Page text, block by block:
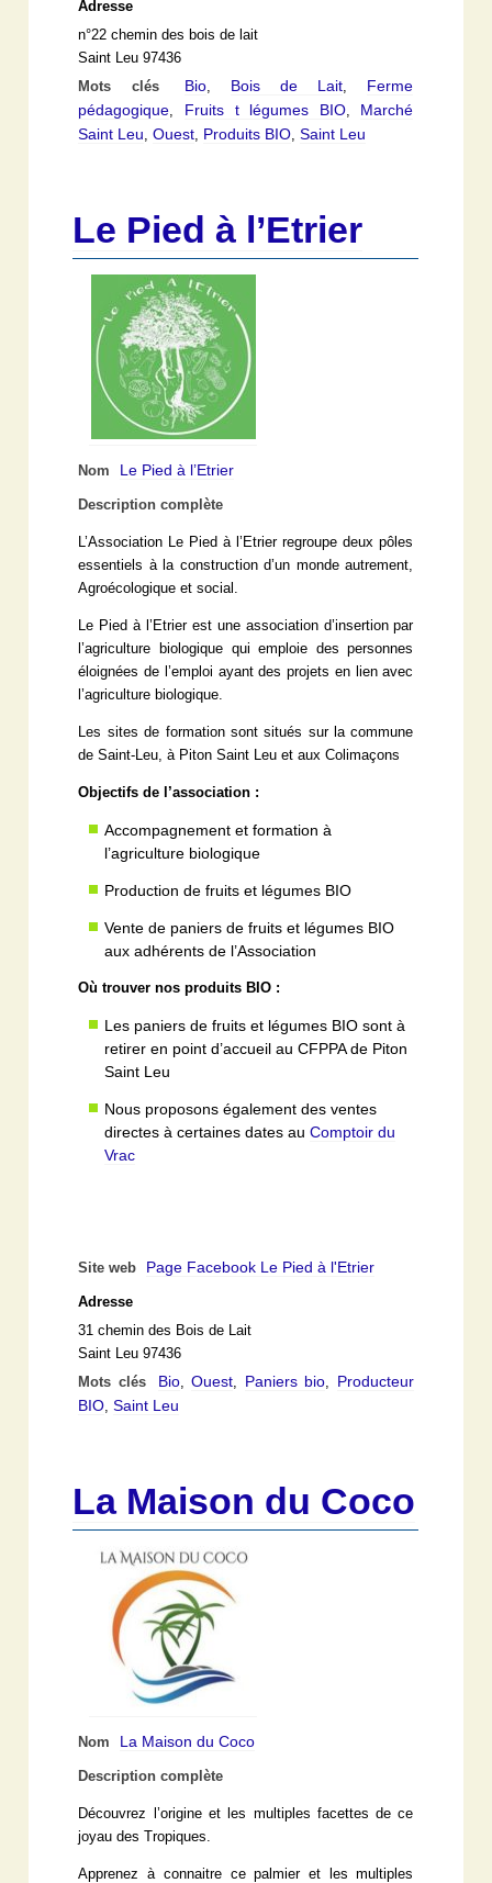
Adresse
n°22 chemin des bois de lait
Saint Leu 97436
Mots clés
Bio, Bois de Lait, Ferme
pédagogique, Fruits t légumes BIO, Marché
Saint Leu,Ouest, Produits BIO,Saint Leu
Le Pied à l’Etrier
Nom Le Pied à l’Etrier
Description complète
L’Association Le Pied à l’Etrier regroupe deux pôles
essentiels à la construction d’un monde autrement,
Agroécologique et social.
Le Pied à l’Etrier est une association d’insertion par
l’agriculture biologique qui emploie des personnes
éloignées de l’emploi ayant des projets en lien avec
l’agriculture biologique.
Les sites de formation sont situés sur la commune
de Saint-Leu, à Piton Saint Leu et aux Colimaçons
Objectifs de l’association :
Accompagnement et formation à
l’agriculture biologique
Production de fruits et légumes BIO
Vente de paniers de fruits et légumes BIO
aux adhérents de l’Association
Où trouver nos produits BIO :
Les paniers de fruits et légumes BIO sont à
retirer en point d’accueil au CFPPA de Piton
Saint Leu
Nous proposons également des ventes
directes à certaines dates auComptoir du
Vrac
Site web Page Facebook Le Pied à l'Etrier
Adresse
31 chemin des Bois de Lait
Saint Leu 97436
Mots clés
Bio,Ouest, Paniers bio,
Producteur
BIO,Saint Leu
La Maison du Coco
Nom La Maison du Coco
Description complète
Découvrez l’origine et les multiples facettes de ce
joyau des Tropiques.
Apprenez à connaitre ce palmier et les multiples